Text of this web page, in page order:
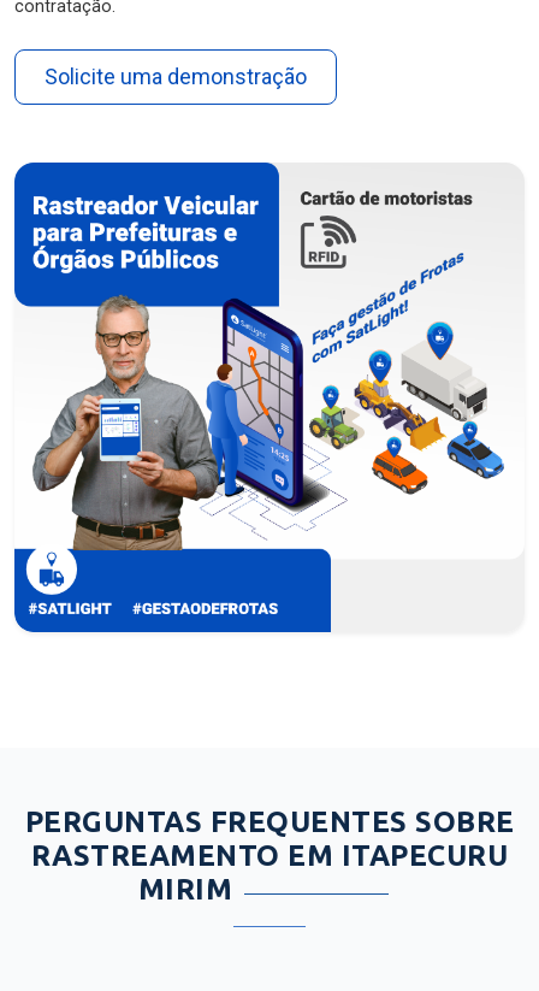
contratação.
Solicite uma demonstração
PERGUNTAS FREQUENTES SOBRE
RASTREAMENTO EM ITAPECURU
MIRIM